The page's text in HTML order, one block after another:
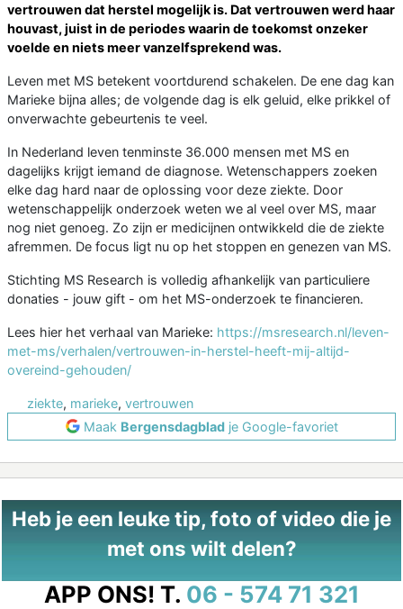
vertrouwen dat herstel mogelijk is. Dat vertrouwen werd haar
houvast, juist in de periodes waarin de toekomst onzeker
voelde en niets meer vanzelfsprekend was.
Leven met MS betekent voortdurend schakelen. De ene dag kan
Marieke bijna alles; de volgende dag is elk geluid, elke prikkel of
onverwachte gebeurtenis te veel.
In Nederland leven tenminste 36.000 mensen met MS en
dagelijks krijgt iemand de diagnose. Wetenschappers zoeken
elke dag hard naar de oplossing voor deze ziekte. Door
wetenschappelijk onderzoek weten we al veel over MS, maar
nog niet genoeg. Zo zijn er medicijnen ontwikkeld die de ziekte
afremmen. De focus ligt nu op het stoppen en genezen van MS.
Stichting MS Research is volledig afhankelijk van particuliere
donaties - jouw gift - om het MS-onderzoek te financieren.
Lees hier het verhaal van Marieke: https://msresearch.nl/leven-
met-ms/verhalen/vertrouwen-in-herstel-heeft-mij-altijd-
overeind-gehouden/
ziekte, marieke, vertrouwen
Maak Bergensdagbladje Google-favoriet
Heb je een leuke tip, foto of video die je
met ons wilt delen?
APP ONS! T. 06 - 574 71 321